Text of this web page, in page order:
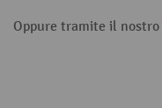
Oppure tramite il nostro